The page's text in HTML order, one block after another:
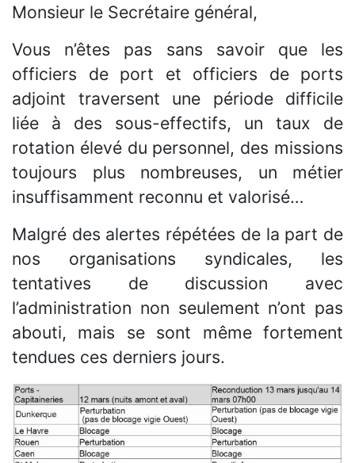
Monsieur le Secrétaire général,
Vous n’êtes pas sans savoir que les
officiers de port et officiers de ports
adjoint traversent une période difficile
liée à des sous-effectifs, un taux de
rotation élevé du personnel, des missions
toujours plus nombreuses, un métier
insuffisamment reconnu et valorisé…
Malgré des alertes répétées de la part de
nos organisations syndicales, les
tentatives de discussion avec
l’administration non seulement n’ont pas
abouti, mais se sont même fortement
tendues ces derniers jours.